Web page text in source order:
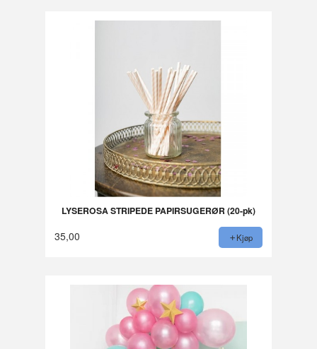
LYSEROSA STRIPEDE PAPIRSUGERØR (20-pk)
35,00 Kjøp